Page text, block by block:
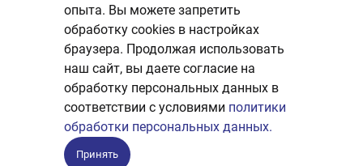
опыта. Вы можете запретить
обработку сookies в настройках
браузера. Продолжая использовать
наш сайт, вы даете согласие на
обработку персональных данных в
соответствии с условиями политики
обработки персональных данных.
Принять